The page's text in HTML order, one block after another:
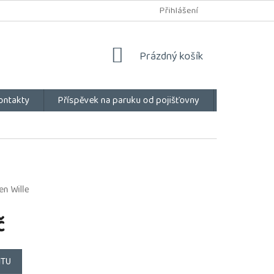
Přihlášení
NÁKUPNÍ
Prázdný košík
Příspěvek na paruku od pojišťovny
Wille